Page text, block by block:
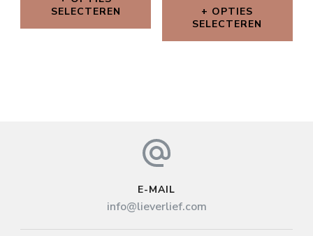
SELECTEREN
OPTIES
SELECTEREN
E-MAIL
info@lieverlief.com